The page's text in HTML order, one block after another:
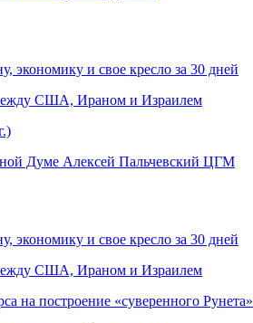
экономику и свое кресло за 30 дней
США, Ираном и Израилем
Думе Алексей Пальчевский ЦГМ
экономику и свое кресло за 30 дней
США, Ираном и Израилем
на построение «суверенного